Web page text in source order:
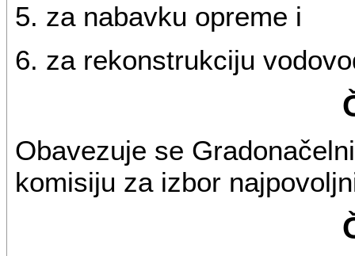
5. za nabavku opreme i
6. za rekonstrukciju
Obavezuje se
komisiju za izbor